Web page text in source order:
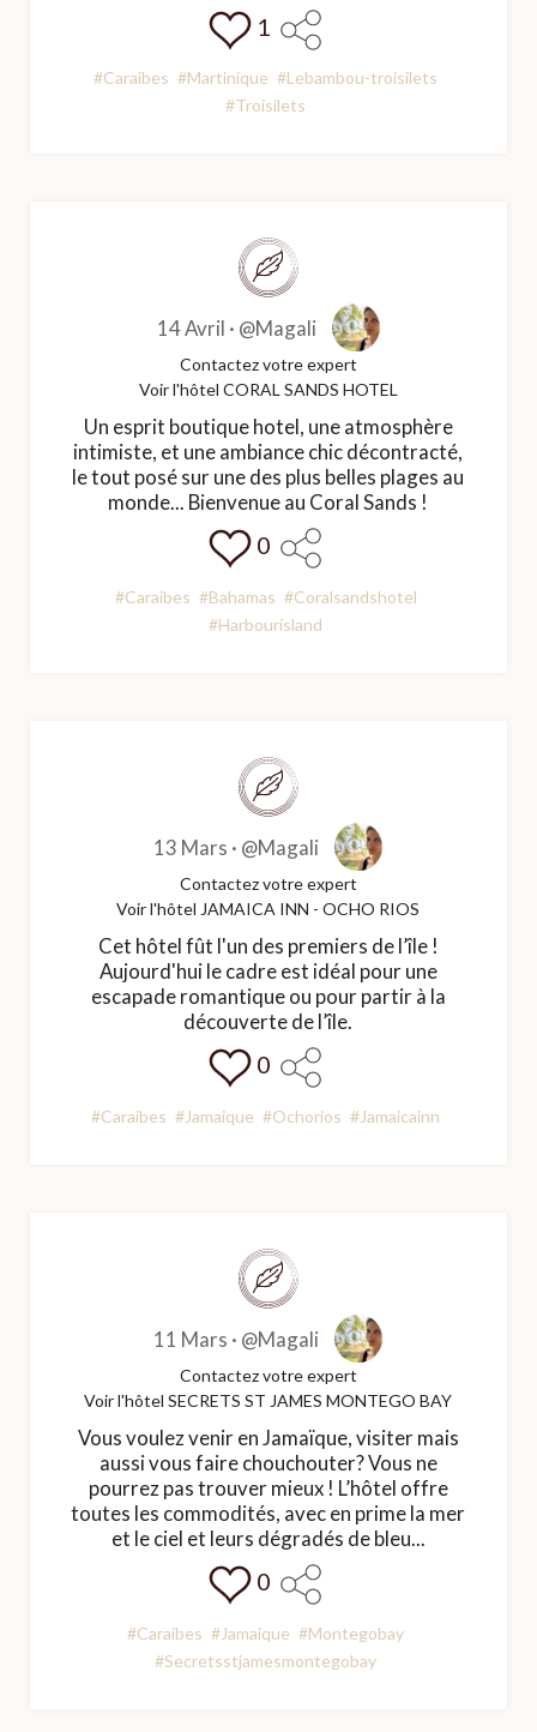
1
#Caraibes #Martinique #Lebambou-troisilets
#Troisilets
14 Avril · @Magali
Contactez votre expert
Voir l'hôtel CORAL SANDS HOTEL
Un esprit boutique hotel, une atmosphère
intimiste, et une ambiance chic décontracté,
le tout posé sur une des plus belles plages au
monde... Bienvenue au Coral Sands !
0
#Caraibes #Bahamas #Coralsandshotel
#Harbourisland
13 Mars · @Magali
Contactez votre expert
Voir l'hôtel JAMAICA INN - OCHO RIOS
Cet hôtel fût l'un des premiers de l’île !
Aujourd'hui le cadre est idéal pour une
escapade romantique ou pour partir à la
découverte de l’île.
0
#Caraibes #Jamaique #Ochorios #Jamaicainn
11 Mars · @Magali
Contactez votre expert
Voir l'hôtel SECRETS ST JAMES MONTEGO BAY
Vous voulez venir en Jamaïque, visiter mais
aussi vous faire chouchouter? Vous ne
pourrez pas trouver mieux ! L’hôtel offre
toutes les commodités, avec en prime la mer
et le ciel et leurs dégradés de bleu...
0
#Caraibes #Jamaique #Montegobay
#Secretsstjamesmontegobay